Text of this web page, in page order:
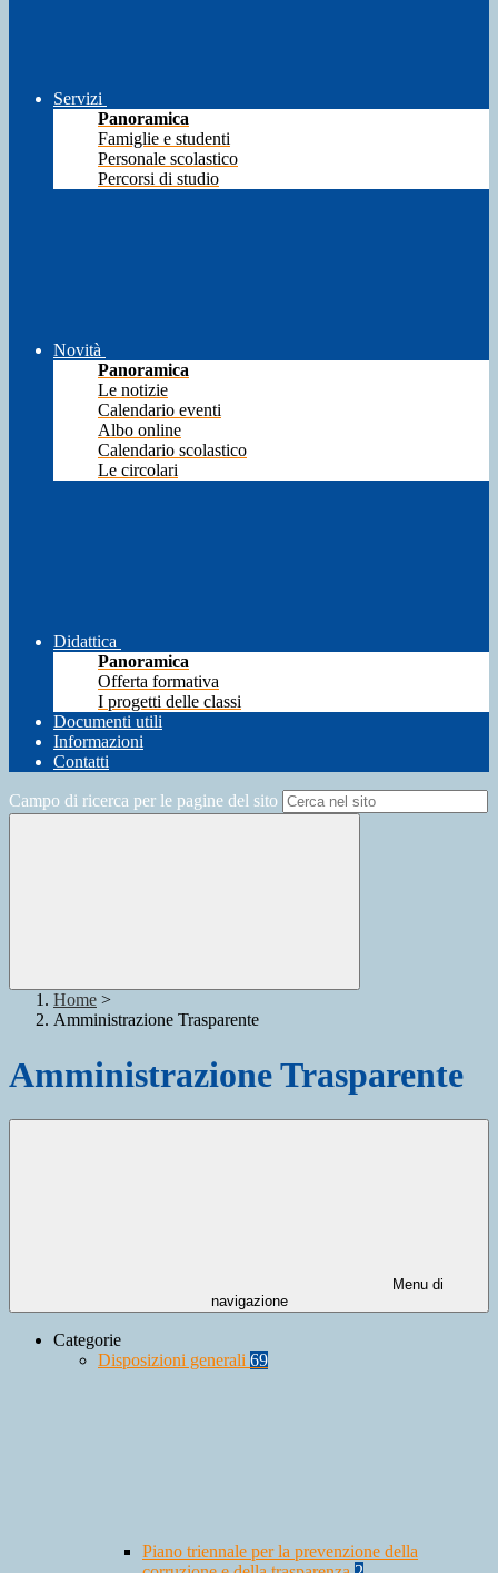
Servizi
Panoramica
Famiglie e studenti
Personale scolastico
Percorsi di studio
Novità
Panoramica
Le notizie
Calendario eventi
Albo online
Calendario scolastico
Le circolari
Didattica
Panoramica
Offerta formativa
I progetti delle classi
Documenti utili
Informazioni
Contatti
Campo di ricerca per le pagine del sito
Home >
Amministrazione Trasparente
Amministrazione Trasparente
Menu di
navigazione
Categorie
Disposizioni generali 69
Piano triennale per la prevenzione della